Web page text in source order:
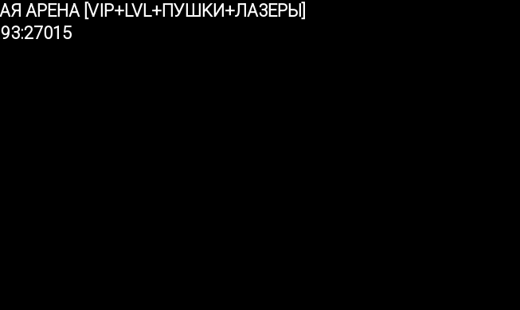
APEHA [VIP+LVL+ПУШKИ+ЛA3EPЫ]